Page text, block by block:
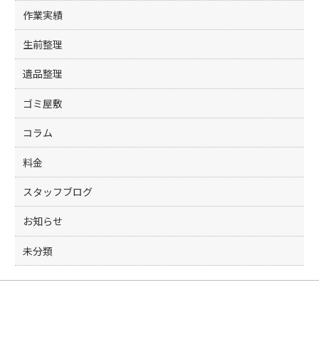
作業実績
生前整理
遺品整理
ゴミ屋敷
コラム
料金
スタッフブログ
お知らせ
未分類